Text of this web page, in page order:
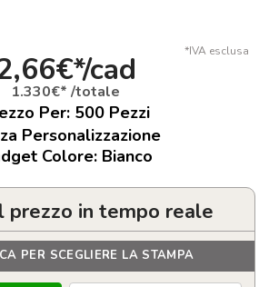
*IVA esclusa
cad
1.330€* /totale
Per: 500 Pezzi
Personalizzazione
Colore: Bianco
prezzo in tempo reale
PER SCEGLIERE LA STAMPA